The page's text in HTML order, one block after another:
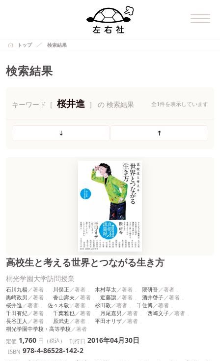
トップ 検索結果
検索結果
キーワード［ 桜井進 ］ の 検索結果 全1件を表示しています
高校生と考える世界とつながる生き方
桐光学園大学訪問授業
石川九楊 川俣正 木村草太
隈研吾
黒崎政男
香山壽夫 近藤譲
酒井啓子
桜井進
佐々木敦 杉田敦
千住博
千田有紀
千葉雅也 月尾嘉男
西崎文子
長谷正人
原武史
平田オリザ
桐光学園中学校・高等学校
定価 1,760 円（税込） 刊行日 2016年04月30日
ISBN 978-4-86528-142-2